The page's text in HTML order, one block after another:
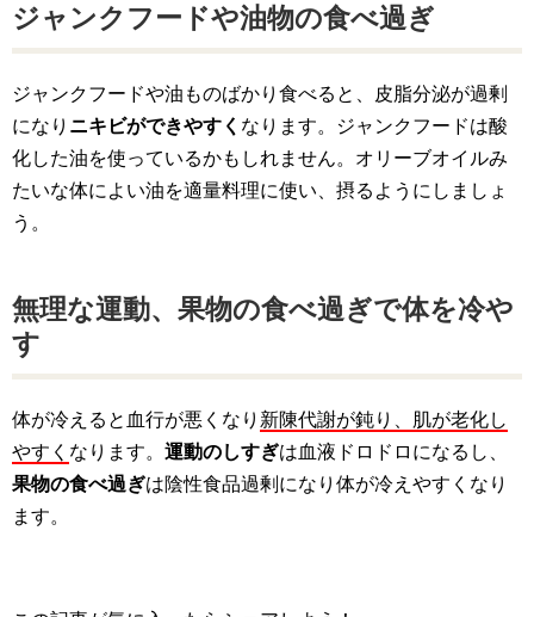
ジャンクフードや油物の食べ過ぎ
ジャンクフードや油ものばかり食べると、皮脂分泌が過剰
になり ニキビができやすく なります。ジャンクフードは酸
化した油を使っているかもしれません。オリーブオイルみ
たいな体によい油を適量料理に使い、摂るようにしましょ
う。
無理な運動、果物の食べ過ぎで体を冷や
す
体が冷えると血行が悪くなり 新陳代謝が鈍り、肌が老化し
やすく なります。 運動のしすぎは血液ドロドロになるし、
果物の食べ過ぎは陰性食品過剰になり体が冷えやすくなり
ます。